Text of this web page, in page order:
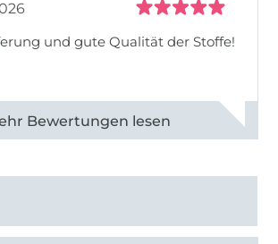
und gute Qualität der Stoffe!
Bewertungen ansehen